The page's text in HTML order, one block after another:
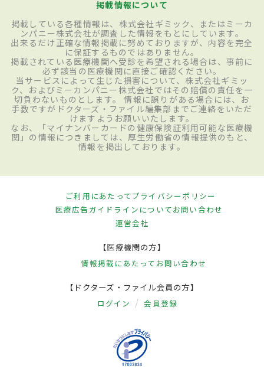
掲載情報について
掲載している各種情報は、株式会社ギミック、またはミーカ
ンパニー株式会社が調査した情報をもとにしています。
出来るだけ正確な情報掲載に努めておりますが、内容を完全
に保証するものではありません。
掲載されている医療機関へ受診を希望される場合は、事前に
必ず該当の医療機関に直接ご確認ください。
当サービスによって生じた損害について、株式会社ギミッ
ク、およびミーカンパニー株式会社ではその賠償の責任を一
切負わないものとします。 情報に誤りがある場合には、お
手数ですがドクターズ・ファイル編集部までご連絡をいただ
けますようお願いいたします。
なお、「マイナンバーカードの健康保険証利用可能な医療機
関」の情報につきましては、厚生労働省の情報提供のもと、
情報を掲出しております。
ご利用にあたってプライバシーポリシー
医療広告ガイドラインについてお問い合わせ
運営会社
【医療機関の方】
情報掲載にあたって お問い合わせ
【ドクターズ・ファイル会員の方】
ログイン 会員登録